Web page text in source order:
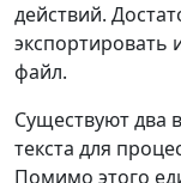
действий.
экспортировать
файл.
Существуют два
текста для
Помимо этого